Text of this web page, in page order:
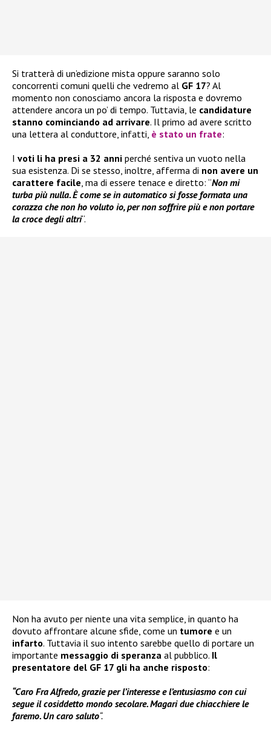
Si tratterà di un’edizione mista oppure saranno solo
concorrenti comuni quelli che vedremo al GF 17? Al
momento non conosciamo ancora la risposta e dovremo
attendere ancora un po’ di tempo. Tuttavia, le candidature
stanno cominciando ad arrivare. Il primo ad avere scritto
una lettera al conduttore, infatti, è stato un frate:
I voti li ha presi a 32 anni perché sentiva un vuoto nella
sua esistenza. Di se stesso, inoltre, afferma di non avere un
carattere facile, ma di essere tenace e diretto: “Non mi
turba più nulla. È come se in automatico si fosse formata una
corazza che non ho voluto io, per non soffrire più e non portare
la croce degli altri“.
Non ha avuto per niente una vita semplice, in quanto ha
dovuto affrontare alcune sfide, come un tumore e un
infarto. Tuttavia il suo intento sarebbe quello di portare un
importante messaggio di speranza al pubblico. Il
presentatore del GF 17 gli ha anche risposto:
“Caro Fra Alfredo, grazie per l’interesse e l’entusiasmo con cui
segue il cosiddetto mondo secolare. Magari due chiacchiere le
faremo. Un caro saluto“.